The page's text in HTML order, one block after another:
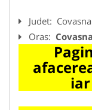
Judet: Covasna
Oras: Covasna